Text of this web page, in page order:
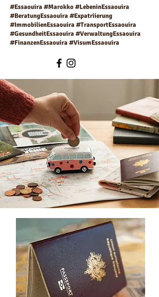
#Essaouira #Marokko #LebeninEssaouira
#BeratungEssaouira #Expatriierung
#ImmobilienEssaouira #TransportEssaouira
#GesundheitEssaouira #VerwaltungEssaouira
#FinanzenEssaouira #VisumEssaouira